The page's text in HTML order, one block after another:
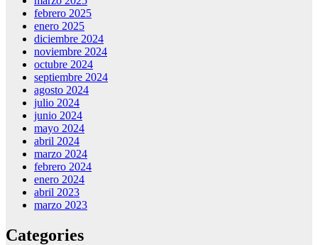
febrero 2025
enero 2025
diciembre 2024
noviembre 2024
octubre 2024
septiembre 2024
agosto 2024
julio 2024
junio 2024
mayo 2024
abril 2024
marzo 2024
febrero 2024
enero 2024
abril 2023
marzo 2023
Categories